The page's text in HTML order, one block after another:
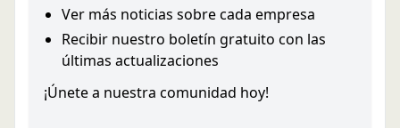
Ver más noticias sobre cada empresa
Recibir nuestro boletín gratuito con las
últimas actualizaciones
¡Únete a nuestra comunidad hoy!